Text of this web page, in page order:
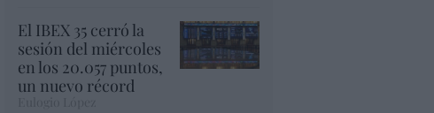
El IBEX 35 cerró la
sesión del miércoles
en los 20.057 puntos,
un nuevo récord